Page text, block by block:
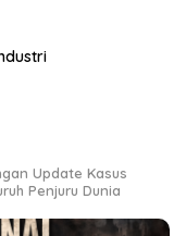
Update Kasus
Penjuru Dunia